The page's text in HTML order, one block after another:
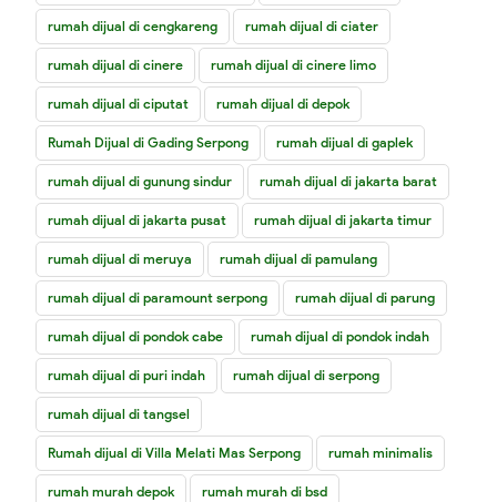
rumah dijual di cengkareng rumah dijual di ciater
rumah dijual di cinere rumah dijual di cinere limo
rumah dijual di ciputat rumah dijual di depok
Rumah Dijual di Gading Serpong rumah dijual di gaplek
rumah dijual di gunung sindur rumah dijual di jakarta barat
rumah dijual di jakarta pusat rumah dijual di jakarta timur
rumah dijual di meruya rumah dijual di pamulang
rumah dijual di paramount serpong rumah dijual di parung
rumah dijual di pondok cabe rumah dijual di pondok indah
rumah dijual di puri indah rumah dijual di serpong
rumah dijual di tangsel
Rumah dijual di Villa Melati Mas Serpong rumah minimalis
rumah murah depok rumah murah di bsd